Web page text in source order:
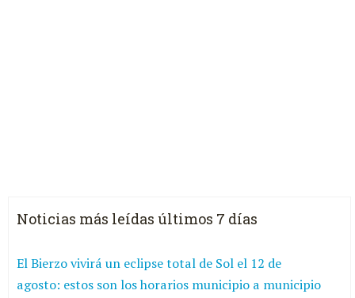
Noticias más leídas últimos 7 días
El Bierzo vivirá un eclipse total de Sol el 12 de
agosto: estos son los horarios municipio a municipio